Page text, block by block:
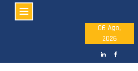
06 Ago,
2026